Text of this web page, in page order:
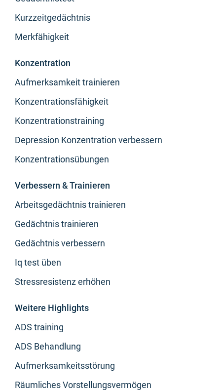
Kurzzeitgedächtnis
Merkfähigkeit
Konzentration
Aufmerksamkeit trainieren
Konzentrationsfähigkeit
Konzentrationstraining
Depression Konzentration verbessern
Konzentrationsübungen
Verbessern & Trainieren
Arbeitsgedächtnis trainieren
Gedächtnis trainieren
Gedächtnis verbessern
Iq test üben
Stressresistenz erhöhen
Weitere Highlights
ADS training
ADS Behandlung
Aufmerksamkeitsstörung
Räumliches Vorstellungsvermögen